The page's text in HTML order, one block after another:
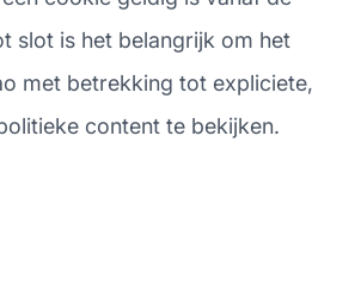
slot is het belangrijk om het
met betrekking tot expliciete,
content te bekijken.